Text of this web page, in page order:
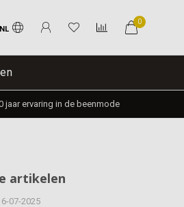
NL
0
jaar ervaring in de beenmode
artikelen
07-2025